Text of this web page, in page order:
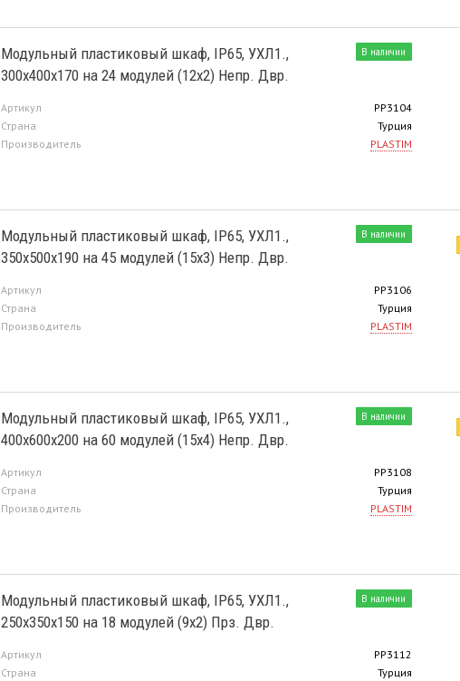
В наличии
Модульный пластиковый шкаф, IP65, УХЛ1.,
300х400х170 на 24 модулей (12х2) Непр. Двр.
Артикул
PP3104
Страна
Турция
Производитель
PLASTIM
В наличии
Модульный пластиковый шкаф, IP65, УХЛ1.,
350х500х190 на 45 модулей (15х3) Непр. Двр.
Артикул
PP3106
Страна
Турция
Производитель
PLASTIM
В наличии
Модульный пластиковый шкаф, IP65, УХЛ1.,
400х600х200 на 60 модулей (15х4) Непр. Двр.
Артикул
PP3108
Страна
Турция
Производитель
PLASTIM
В наличии
Модульный пластиковый шкаф, IP65, УХЛ1.,
250х350х150 на 18 модулей (9х2) Прз. Двр.
Артикул
PP3112
Страна
Турция